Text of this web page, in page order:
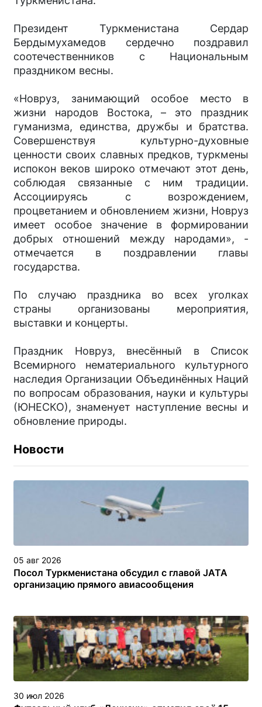
Президент Туркменистана Сердар
Бердымухамедов сердечно поздравил
соотечественников с Национальным
праздником весны.
«Новруз, занимающий особое место в
жизни народов Востока, – это праздник
гуманизма, единства, дружбы и братства.
Совершенствуя культурно-духовные
ценности своих славных предков, туркмены
испокон веков широко отмечают этот день,
соблюдая связанные с ним традиции.
Ассоциируясь с возрождением,
процветанием и обновлением жизни, Новруз
имеет особое значение в формировании
добрых отношений между народами», -
отмечается в поздравлении главы
государства.
По случаю праздника во всех уголках
страны организованы мероприятия,
выставки и концерты.
Праздник Новруз, внесённый в Список
Всемирного нематериального культурного
наследия Организации Объединённых Наций
по вопросам образования, науки и культуры
(ЮНЕСКО), знаменует наступление весны и
обновление природы.
Новости
05 авг 2026
Посол Туркменистана обсудил с главой JATA
организацию прямого авиасообщения
30 июл 2026